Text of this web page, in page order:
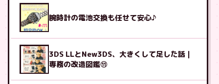
腕時計の電池交換も任せて安心♪
3DS LLとNew3DS、大きくして足した話｜
専務の改造図鑑⑪